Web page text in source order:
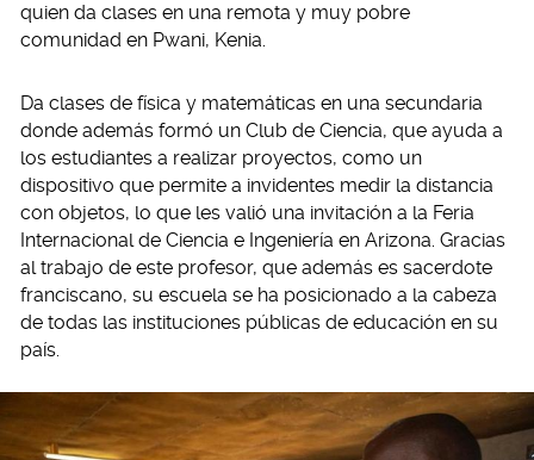
quien da clases en una remota y muy pobre
comunidad en Pwani, Kenia.
Da clases de física y matemáticas en una secundaria
donde además formó un Club de Ciencia, que ayuda a
los estudiantes a realizar proyectos, como un
dispositivo que permite a invidentes medir la distancia
con objetos, lo que les valió una invitación a la Feria
Internacional de Ciencia e Ingeniería en Arizona. Gracias
al trabajo de este profesor, que además es sacerdote
franciscano, su escuela se ha posicionado a la cabeza
de todas las instituciones públicas de educación en su
país.